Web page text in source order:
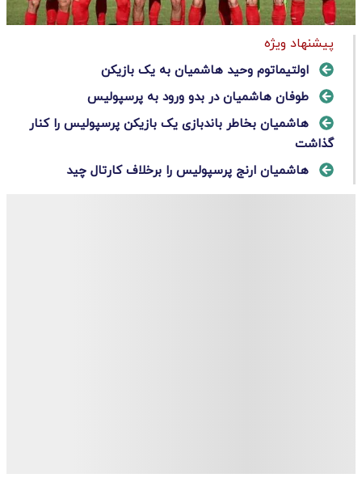
پیشنهاد ویژه
اولتیماتوم وحید هاشمیان به یک بازیکن
طوفان هاشمیان در بدو ورود به پرسپولیس
هاشمیان بخاطر باندبازی یک بازیکن پرسپولیس را کنار
گذاشت
هاشمیان ارنج پرسپولیس را برخلاف کارتال چید